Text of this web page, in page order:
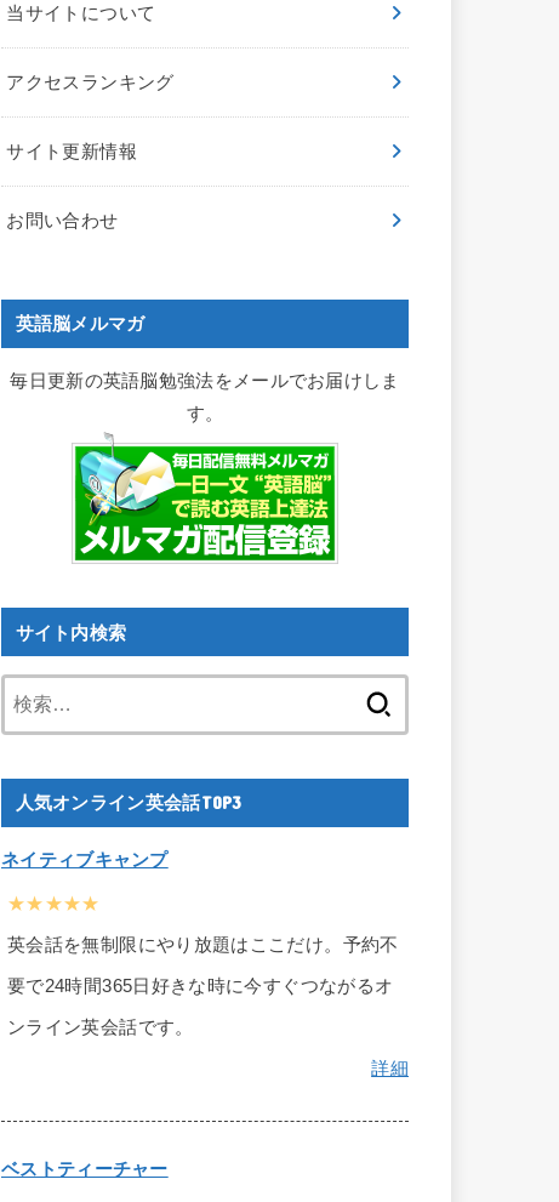
当サイトについて
アクセスランキング
サイト更新情報
お問い合わせ
英語脳メルマガ
毎日更新の英語脳勉強法をメールでお届けしま
す。
サイト内検索
人気オンライン英会話TOP3
ネイティブキャンプ
★★★★★
英会話を無制限にやり放題はここだけ。予約不
要で24時間365日好きな時に今すぐつながるオ
ンライン英会話です。
詳細
ベストティーチャー